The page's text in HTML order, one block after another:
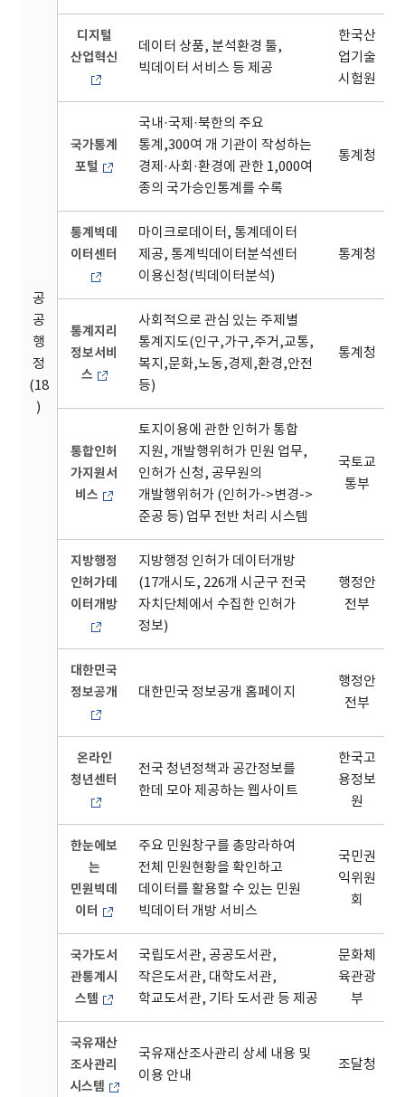
공
공
행
정
(18
)
디지털
산업혁신
데이터 상품, 분석환경 툴,
빅데이터 서비스 등 제공
한국산
업기술
시험원
국가통계
포털
국내·국제·북한의 주요
통계,300여 개 기관이 작성하는
경제·사회·환경에 관한 1,000여
종의 국가승인통계를 수록
통계청
통계빅데
이터센터
마이크로데이터, 통계데이터
제공, 통계빅데이터분석센터
이용신청(빅데이터분석)
통계청
통계지리
정보서비
스
사회적으로 관심 있는 주제별
통계지도(인구,가구,주거,교통,
복지,문화,노동,경제,환경,안전
등)
통계청
통합인허
가지원서
비스
토지이용에 관한 인허가 통합
지원, 개발행위허가 민원 업무,
인허가 신청, 공무원의
개발행위허가 (인허가->변경->
준공 등) 업무 전반 처리 시스템
국토교
통부
지방행정
인허가데
이터개방
지방행정 인허가 데이터개방
(17개시도, 226개 시군구 전국
자치단체에서 수집한 인허가
정보)
행정안
전부
대한민국
정보공개
대한민국 정보공개 홈페이지
행정안
전부
온라인
청년센터
전국 청년정책과 공간정보를
한데 모아 제공하는 웹사이트
한국고
용정보
원
한눈에보
는
민원빅데
이터
주요 민원창구를 총망라하여
전체 민원현황을 확인하고
데이터를 활용할 수 있는 민원
빅데이터 개방 서비스
국민권
익위원
회
국가도서
관통계시
스템
국립도서관, 공공도서관,
작은도서관, 대학도서관,
학교도서관, 기타 도서관 등 제공
문화체
육관광
부
국유재산
조사관리
시스템
국유재산조사관리 상세 내용 및
이용 안내
조달청